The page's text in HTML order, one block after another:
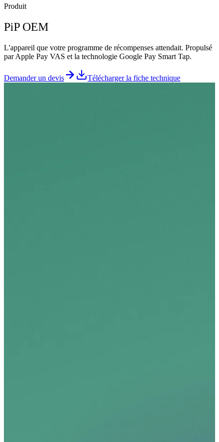
Produit
PiP OEM
L'appareil que votre programme de récompenses attendait. Propulsé
par Apple Pay VAS et la technologie Google Pay Smart Tap.
Demander un devis Télécharger la fiche technique